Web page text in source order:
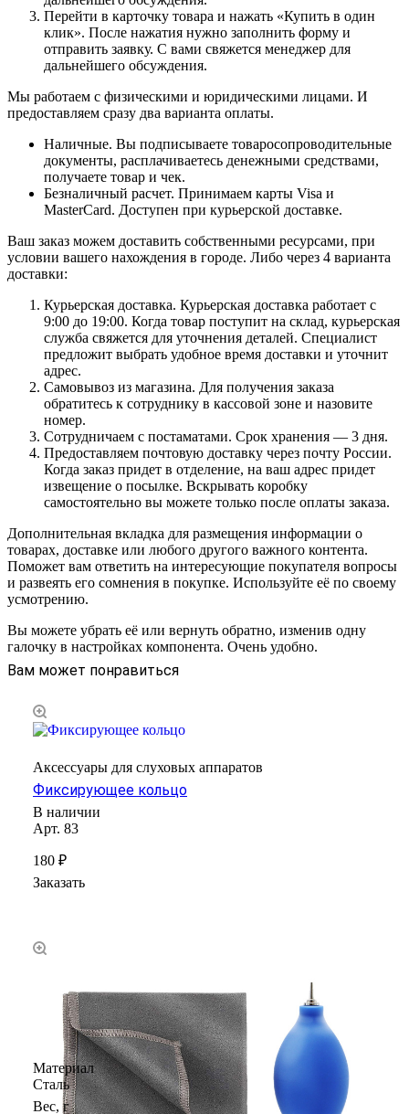
Перейти в карточку товара и нажать «Купить в один
клик». После нажатия нужно заполнить форму и
отправить заявку. С вами свяжется менеджер для
дальнейшего обсуждения.
Мы работаем с физическими и юридическими лицами. И
предоставляем сразу два варианта оплаты.
Наличные. Вы подписываете товаросопроводительные
документы, расплачиваетесь денежными средствами,
получаете товар и чек.
Безналичный расчет. Принимаем карты Visa и
MasterCard. Доступен при курьерской доставке.
Ваш заказ можем доставить собственными ресурсами, при
условии вашего нахождения в городе. Либо через 4 варианта
доставки:
Курьерская доставка. Курьерская доставка работает с
9:00 до 19:00. Когда товар поступит на склад, курьерская
служба свяжется для уточнения деталей. Специалист
предложит выбрать удобное время доставки и уточнит
адрес.
Самовывоз из магазина. Для получения заказа
обратитесь к сотруднику в кассовой зоне и назовите
номер.
Сотрудничаем с постаматами. Срок хранения — 3 дня.
Предоставляем почтовую доставку через почту России.
Когда заказ придет в отделение, на ваш адрес придет
извещение о посылке. Вскрывать коробку
самостоятельно вы можете только после оплаты заказа.
Дополнительная вкладка для размещения информации о
товарах, доставке или любого другого важного контента.
Поможет вам ответить на интересующие покупателя вопросы
и развеять его сомнения в покупке. Используйте её по своему
усмотрению.
Вы можете убрать её или вернуть обратно, изменив одну
галочку в настройках компонента. Очень удобно.
Вам может понравиться
Материал
Сталь
Вес, г
Аксессуары для слуховых аппаратов
Фиксирующее кольцо
В наличии
Арт. 83
180 ₽
Заказать